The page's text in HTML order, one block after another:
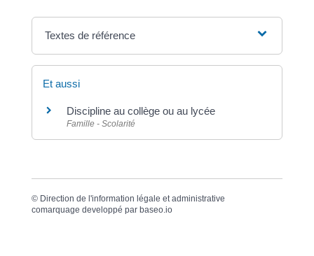
Textes de référence
Et aussi
Discipline au collège ou au lycée
Famille - Scolarité
© Direction de l'information légale et administrative
comarquage developpé par baseo.io